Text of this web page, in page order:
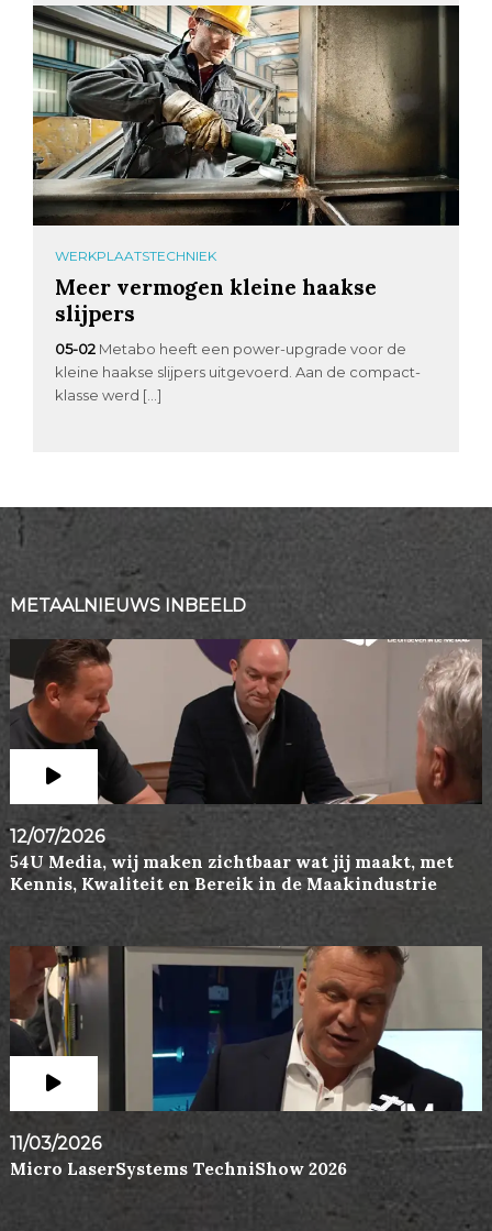
WERKPLAATSTECHNIEK
Meer vermogen kleine haakse
slijpers
05-02 Metabo heeft een power-upgrade voor de
kleine haakse slijpers uitgevoerd. Aan de compact-
klasse werd […]
METAALNIEUWS INBEELD
12/07/2026
54U Media, wij maken zichtbaar wat jij maakt, met
Kennis, Kwaliteit en Bereik in de Maakindustrie
11/03/2026
Micro LaserSystems TechniShow 2026